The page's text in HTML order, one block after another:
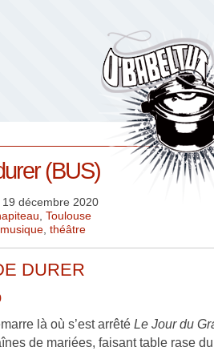
(BUS)
décembre 2020
Toulouse
musique, théâtre
DURER
là où s’est arrêté Le Jour du
de mariées, faisant table rase